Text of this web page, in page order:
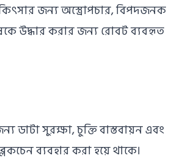
জন্য অস্ত্রোপচার, বিপদজনক
উদ্ধার করার জন্য রোবট ব্যবহৃত
ডাটা সুরক্ষা, চুক্তি বাস্তবায়ন এবং
ব্যবহার করা হয়ে থাকে।